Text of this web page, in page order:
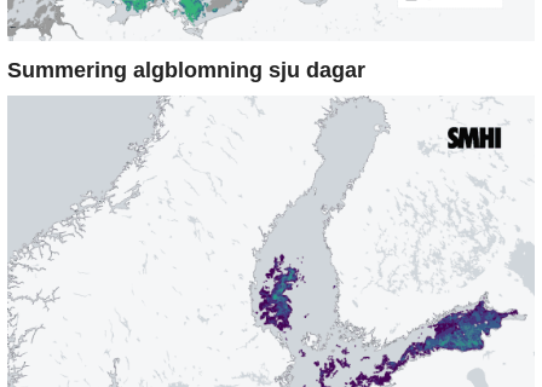
Summering algblomning sju dagar